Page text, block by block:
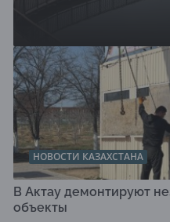
НОВОСТИ КАЗАХСТАНА
В Актау демонтируют
объекты